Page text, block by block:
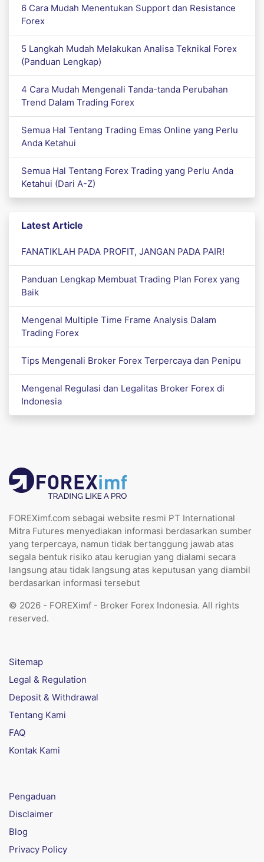
6 Cara Mudah Menentukan Support dan Resistance
Forex
5 Langkah Mudah Melakukan Analisa Teknikal Forex
(Panduan Lengkap)
4 Cara Mudah Mengenali Tanda-tanda Perubahan
Trend Dalam Trading Forex
Semua Hal Tentang Trading Emas Online yang Perlu
Anda Ketahui
Semua Hal Tentang Forex Trading yang Perlu Anda
Ketahui (Dari A-Z)
Latest Article
FANATIKLAH PADA PROFIT, JANGAN PADA PAIR!
Panduan Lengkap Membuat Trading Plan Forex yang
Baik
Mengenal Multiple Time Frame Analysis Dalam
Trading Forex
Tips Mengenali Broker Forex Terpercaya dan Penipu
Mengenal Regulasi dan Legalitas Broker Forex di
Indonesia
FOREXimf.com sebagai website resmi PT International
Mitra Futures menyediakan informasi berdasarkan sumber
yang terpercaya, namun tidak bertanggung jawab atas
segala bentuk risiko atau kerugian yang dialami secara
langsung atau tidak langsung atas keputusan yang diambil
berdasarkan informasi tersebut
© 2026 - FOREXimf - Broker Forex Indonesia. All rights
reserved.
Sitemap
Legal & Regulation
Deposit & Withdrawal
Tentang Kami
FAQ
Kontak Kami
Pengaduan
Disclaimer
Blog
Privacy Policy